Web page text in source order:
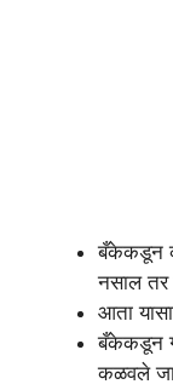
बँकेकडून
नसाल तर
आता
बँकेकडून
कळवले